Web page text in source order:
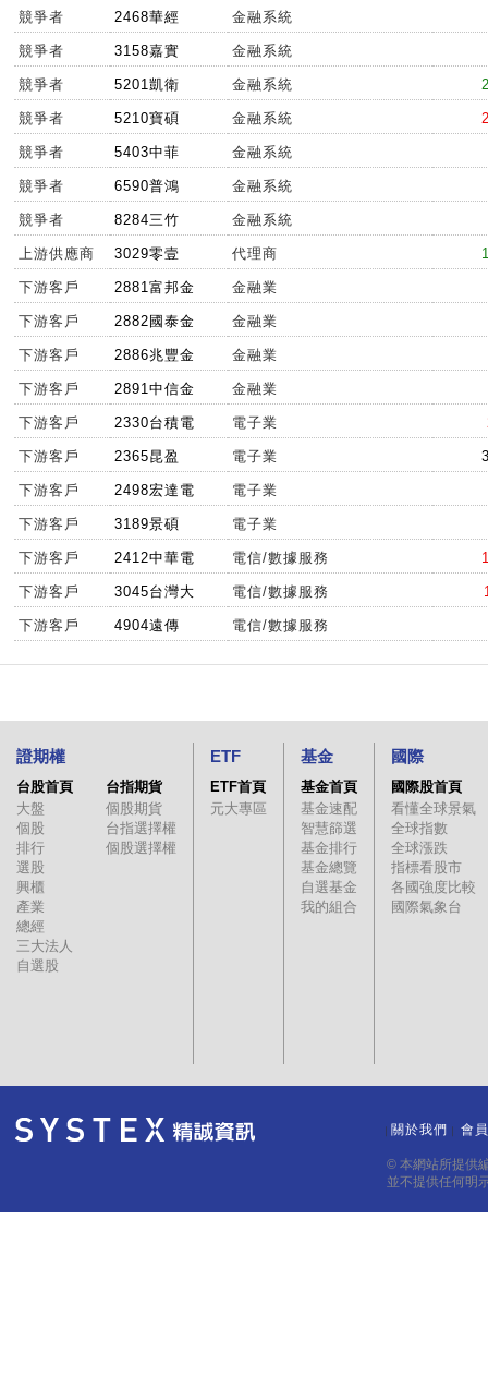
競爭者 2468華經 金融系統
競爭者 3158嘉實 金融系統
競爭者 5201凱衛 金融系統
競爭者 5210寶碩 金融系統
競爭者 5403中菲 金融系統
競爭者 6590普鴻 金融系統
競爭者 8284三竹 金融系統
上游供應商 3029零壹 代理商
下游客戶 2881富邦金 金融業
下游客戶 2882國泰金 金融業
下游客戶 2886兆豐金 金融業
下游客戶 2891中信金 金融業
下游客戶 2330台積電 電子業
下游客戶 2365昆盈 電子業
下游客戶 2498宏達電 電子業
下游客戶 3189景碩 電子業
下游客戶 2412中華電 電信/數據服務
下游客戶 3045台灣大 電信/數據服務
下游客戶 4904遠傳 電信/數據服務
證期權
台股首頁
大盤
個股
排行
選股
興櫃
產業
總經
三大法人
自選股
台指期貨
個股期貨
台指選擇權
個股選擇權
ETF
ETF首頁
元大專區
基金
基金首頁
基金速配
智慧篩選
基金排行
基金總覽
自選基金
我的組合
國際
國際股首頁
看懂全球景氣
全球指數
全球漲跌
指標看股市
各國強度比較
國際氣象台
關於我們 會
© 本網站所提供
並不提供任何明